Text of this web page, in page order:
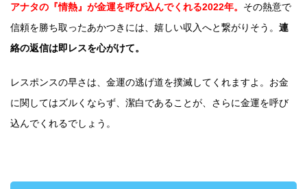
アナタの『情熱』が金運を呼び込んでくれる2022年。 その熱意で
信頼を勝ち取ったあかつきには、嬉しい収入へと繋がりそう。 連
絡の返信は即レスを心がけて。
レスポンスの早さは、金運の逃げ道を撲滅してくれますよ。お金
に関してはズルくならず、潔白であることが、さらに金運を呼び
込んでくれるでしょう。